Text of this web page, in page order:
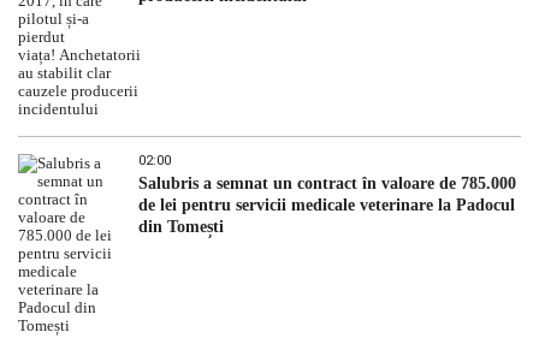
02:00
Salubris a semnat un contract în valoare de 785.000
de lei pentru servicii medicale veterinare la Padocul
din Tomești